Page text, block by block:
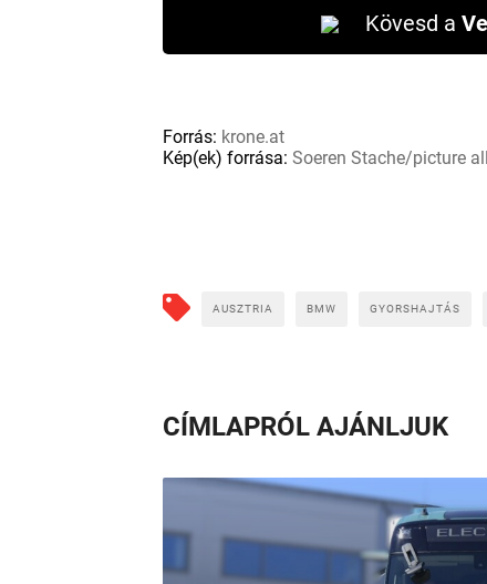
Kövesd a
Forrás: krone.at
Kép(ek) forrása: Soeren Stache/picture
AUSZTRIA BMW GYORSHAJTÁS
CÍMLAPRÓL AJÁNLJUK